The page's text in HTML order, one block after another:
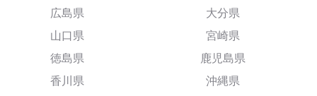
広島県
山口県
徳島県
香川県
大分県
宮崎県
鹿児島県
沖縄県